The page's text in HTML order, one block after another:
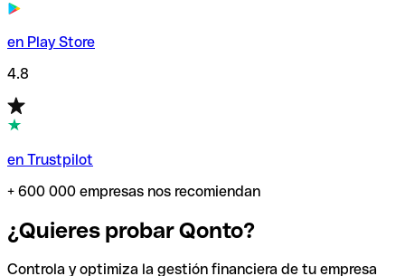
en Play Store
4.8
en Trustpilot
+ 600 000 empresas nos recomiendan
¿Quieres probar Qonto?
Controla y optimiza la gestión financiera de tu empresa